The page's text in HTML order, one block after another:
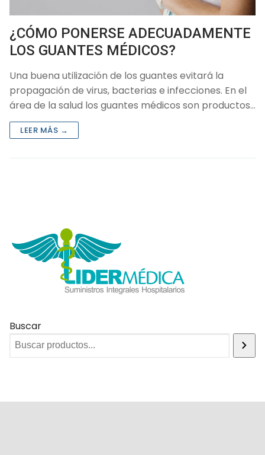
¿CÓMO PONERSE ADECUADAMENTE
LOS GUANTES MÉDICOS?
Una buena utilización de los guantes evitará la
propagación de virus, bacterias e infecciones. En el
área de la salud los guantes médicos son productos…
LEER MÁS →
Buscar